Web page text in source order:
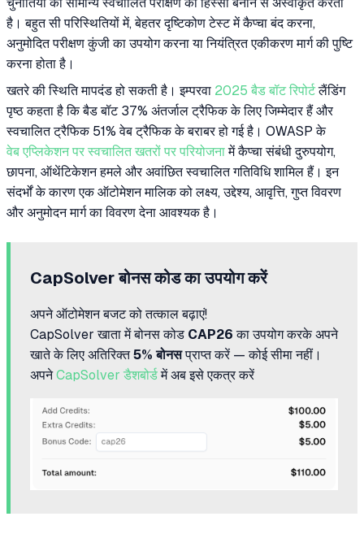
है। बहुत सी परिस्थितियों में, बेहतर दृष्टिकोण टेस्ट में कैप्चा बंद करना,
अनुमोदित परीक्षण कुंजी का उपयोग करना या नियंत्रित एकीकरण मार्ग की पुष्टि
करना होता है।
खतरे की स्थिति मापदंड हो सकती है। इम्परवा 2025 बैड बॉट रिपोर्टलैंडिंग
पृष्ठ कहता है कि बैड बॉट 37% अंतर्जाल ट्रैफिक के लिए जिम्मेदार हैं और
स्वचालित ट्रैफिक 51% वेब ट्रैफिक के बराबर हो गई है। OWASP के
वेब एप्लिकेशन पर स्वचालित खतरों पर परियोजनामें कैप्चा संबंधी दुरुपयोग,
छापना, ऑथेंटिकेशन हमले और अवांछित स्वचालित गतिविधि शामिल हैं। इन
संदर्भों के कारण एक ऑटोमेशन मालिक को लक्ष्य, उद्देश्य, आवृत्ति, गुप्त विवरण
और अनुमोदन मार्ग का विवरण देना आवश्यक है।
CapSolver बोनस कोड का उपयोग करें
अपने ऑटोमेशन बजट को तत्काल बढ़ाएं!
CapSolver खाता में बोनस कोड CAP26 का उपयोग करके अपने
खाते के लिए अतिरिक्त5% बोनसप्राप्त करें — कोई सीमा नहीं।
अपनेCapSolver डैशबोर्डमें अब इसे एकत्र करें